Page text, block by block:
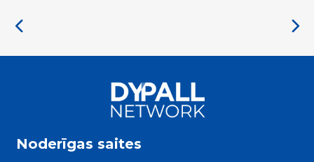
Noderīgas saites